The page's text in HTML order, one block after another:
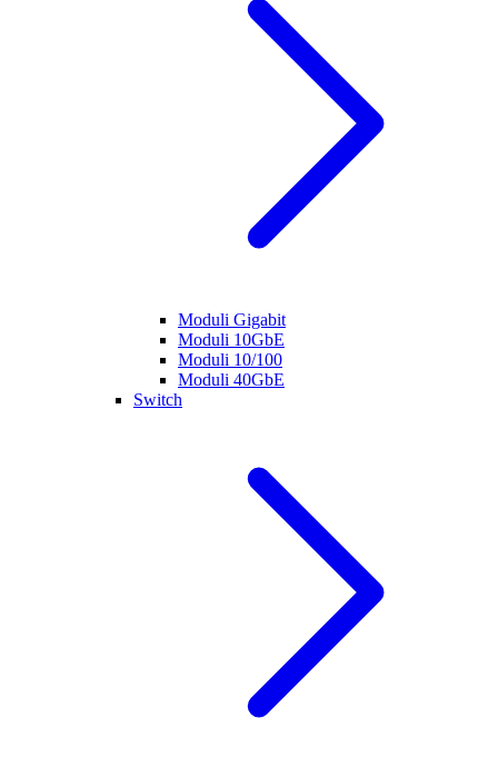
Moduli Gigabit
Moduli 10GbE
Moduli 10/100
Moduli 40GbE
Switch